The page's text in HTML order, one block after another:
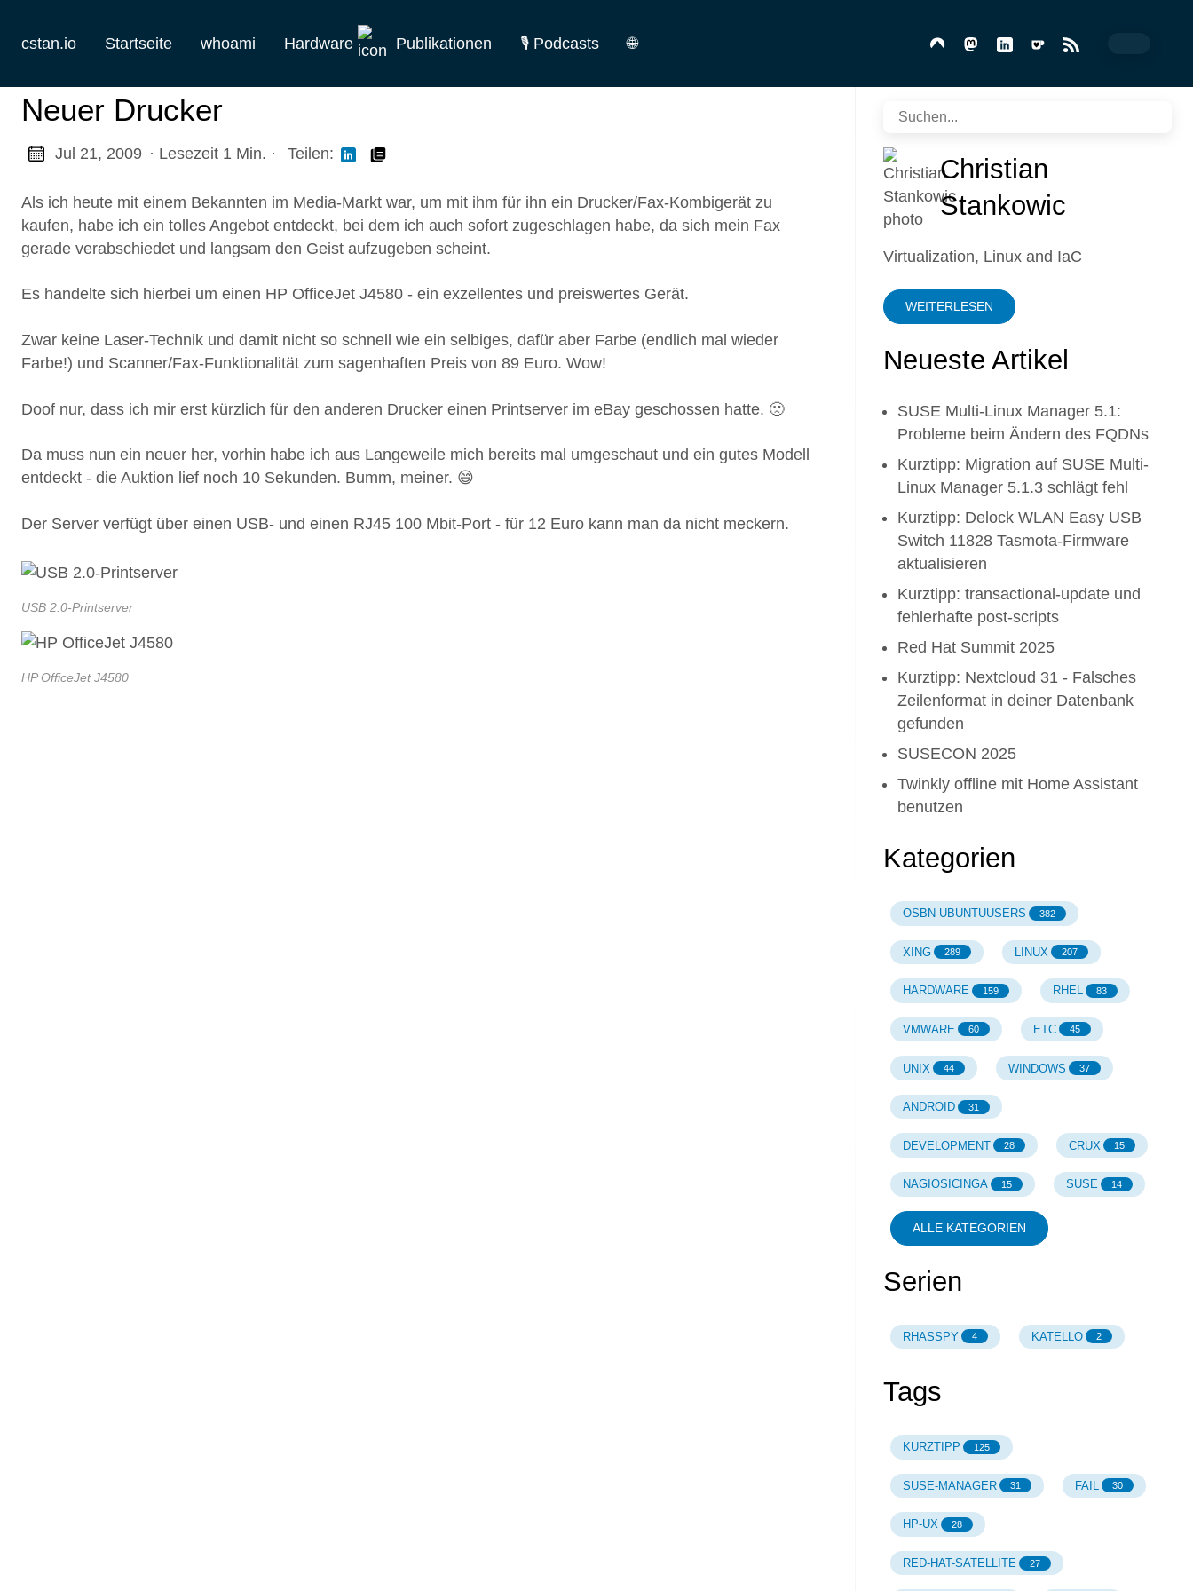
cstan.io Startseite whoami Hardware
Keebs
Retro
Publikationen 🎙️ Podcasts 🌐
Neuer Drucker
Jul 21, 2009 · Lesezeit 1 Min. · Teilen:
Als ich heute mit einem Bekannten im Media-Markt war, um mit ihm für ihn ein Drucker/Fax-Kombigerät zu
kaufen, habe ich ein tolles Angebot entdeckt, bei dem ich auch sofort zugeschlagen habe, da sich mein Fax
gerade verabschiedet und langsam den Geist aufzugeben scheint.
Es handelte sich hierbei um einen HP OfficeJet J4580 - ein exzellentes und preiswertes Gerät.
Zwar keine Laser-Technik und damit nicht so schnell wie ein selbiges, dafür aber Farbe (endlich mal wieder
Farbe!) und Scanner/Fax-Funktionalität zum sagenhaften Preis von 89 Euro. Wow!
Doof nur, dass ich mir erst kürzlich für den anderen Drucker einen Printserver im eBay geschossen hatte. 🙁
Da muss nun ein neuer her, vorhin habe ich aus Langeweile mich bereits mal umgeschaut und ein gutes Modell
entdeckt - die Auktion lief noch 10 Sekunden. Bumm, meiner. 😄
Der Server verfügt über einen USB- und einen RJ45 100 Mbit-Port - für 12 Euro kann man da nicht meckern.
USB 2.0-Printserver
HP OfficeJet J4580
Christian
Stankowic
Virtualization, Linux and IaC
WEITERLESEN
Neueste Artikel
SUSE Multi-Linux Manager 5.1:
Probleme beim Ändern des FQDNs
Kurztipp: Migration auf SUSE Multi-
Linux Manager 5.1.3 schlägt fehl
Kurztipp: Delock WLAN Easy USB
Switch 11828 Tasmota-Firmware
aktualisieren
Kurztipp: transactional-update und
fehlerhafte post-scripts
Red Hat Summit 2025
Kurztipp: Nextcloud 31 - Falsches
Zeilenformat in deiner Datenbank
gefunden
SUSECON 2025
Twinkly offline mit Home Assistant
benutzen
Kategorien
OSBN-UBUNTUUSERS 382
XING 289 LINUX 207
HARDWARE 159 RHEL 83
VMWARE 60 ETC 45
UNIX 44 WINDOWS 37
ANDROID 31
DEVELOPMENT 28 CRUX 15
NAGIOSICINGA 15 SUSE 14
ALLE KATEGORIEN
Serien
RHASSPY 4 KATELLO 2
Tags
KURZTIPP 125
SUSE-MANAGER 31 FAIL 30
HP-UX 28
RED-HAT-SATELLITE 27